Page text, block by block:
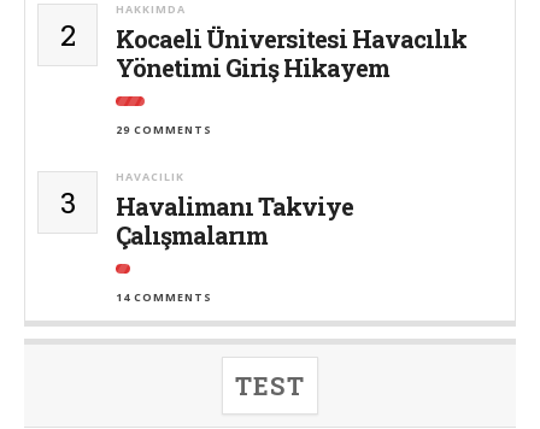
2
HAKKIMDA
Kocaeli Üniversitesi Havacılık
Yönetimi Giriş Hikayem
29 COMMENTS
3
HAVACILIK
Havalimanı Takviye
Çalışmalarım
14 COMMENTS
TEST